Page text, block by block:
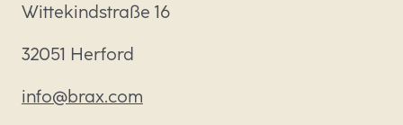
Wittekindstraße 16
32051 Herford
info@brax.com